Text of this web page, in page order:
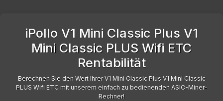
iPollo V1 Mini Classic Plus V1
Mini Classic PLUS Wifi ETC
Rentabilität
Berechnen Sie den Wert Ihrer V1 Mini Classic Plus V1 Mini Classic
PLUS Wifi ETC mit unserem einfach zu bedienenden ASIC-Miner-
Rechner!